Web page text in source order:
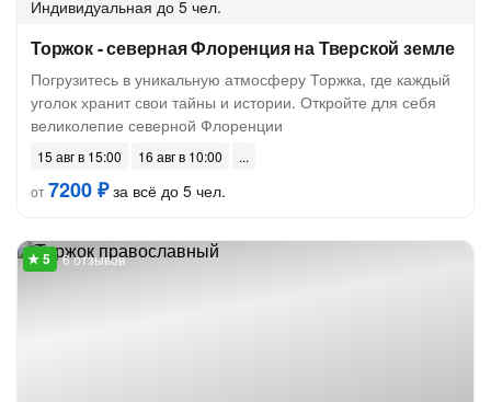
Индивидуальная до 5 чел.
Торжок - северная Флоренция на Тверской земле
Погрузитесь в уникальную атмосферу Торжка, где каждый
уголок хранит свои тайны и истории. Откройте для себя
великолепие северной Флоренции
15 авг в 15:00
16 авг в 10:00
от7200 ₽за всё до 5 чел.
6 отзывов